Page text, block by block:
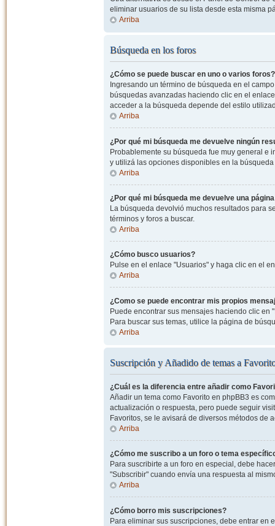
eliminar usuarios de su lista desde esta misma
Arriba
Búsqueda en los foros
¿Cómo se puede buscar en uno o varios foros?
Ingresando un término de búsqueda en el
búsquedas avanzadas haciendo clic en el
acceder a la búsqueda depende del estilo
Arriba
¿Por qué mi búsqueda me devuelve ningún
Probablemente su búsqueda fue muy general e
y utilizá las opciones disponibles en la
Arriba
¿Por qué mi búsqueda me devuelve una
La búsqueda devolvió muchos resultados para
términos y foros a buscar.
Arriba
¿Cómo busco usuarios?
Pulse en el enlace "Usuarios" y haga clic en el
Arriba
¿Como se puede encontrar mis propios
Puede encontrar sus mensajes haciendo clic en
Para buscar sus temas, utilice la página de
Arriba
Suscripción y Añadido de temas a
¿Cuál es la diferencia entre añadir como
Añadir un tema como Favorito en phpBB3 es
actualización o respuesta, pero puede seguir
Favoritos, se le avisará de diversos métodos de
Arriba
¿Cómo me suscribo a un foro o tema
Para suscribirte a un foro en especial, debe
"Subscribir" cuando envía una respuesta al
Arriba
¿Cómo borro mis suscripciones?
Para eliminar sus suscripciones, debe entrar en